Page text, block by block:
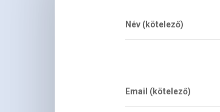
Név (kötelező)
Email (kötelező)